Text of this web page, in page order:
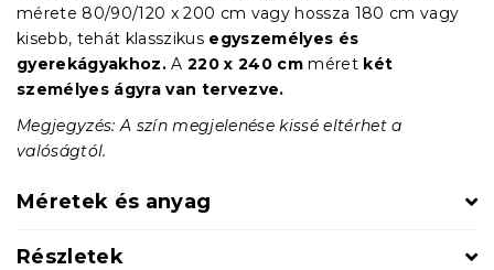
mérete 80/90/120 x 200 cm vagy hossza 180 cm vagy
kisebb, tehát klasszikus egyszemélyes és
gyerekágyakhoz. A 220 x 240 cm méret két
személyes ágyra van tervezve.
Megjegyzés: A szín megjelenése kissé eltérhet a
valóságtól.
Méretek és anyag
Részletek